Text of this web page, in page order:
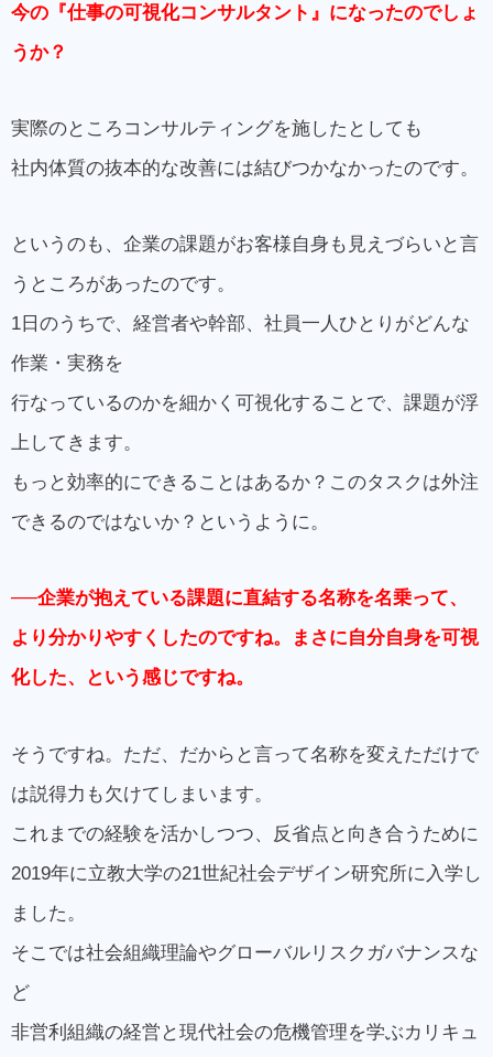
今の『仕事の可視化コンサルタント』になったのでしょ
うか？
実際のところコンサルティングを施したとしても
社内体質の抜本的な改善には結びつかなかったのです。
というのも、企業の課題がお客様自身も見えづらいと言
うところがあったのです。
1日のうちで、経営者や幹部、社員一人ひとりがどんな
作業・実務を
行なっているのかを細かく可視化することで、課題が浮
上してきます。
もっと効率的にできることはあるか？このタスクは外注
できるのではないか？というように。
──企業が抱えている課題に直結する名称を名乗って、
より分かりやすくしたのですね。まさに自分自身を可視
化した、という感じですね。
そうですね。ただ、だからと言って名称を変えただけで
は説得力も欠けてしまいます。
これまでの経験を活かしつつ、反省点と向き合うために
2019年に立教大学の21世紀社会デザイン研究所に入学し
ました。
そこでは社会組織理論やグローバルリスクガバナンスな
ど
非営利組織の経営と現代社会の危機管理を学ぶカリキュ